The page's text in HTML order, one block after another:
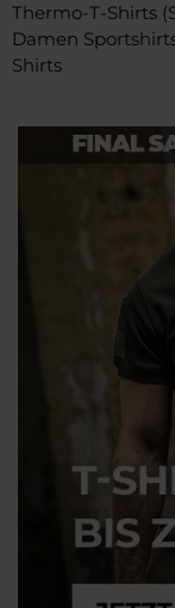
Thermo-T-Shirts
Damen
Shirts